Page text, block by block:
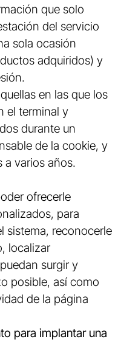
que solo
del servicio
sola ocasión
adquiridos) y
en las que los
el terminal y
durante un
de la cookie, y
a varios años.
ofrecerle
para
sistema, reconocerle
localizar
surgir y
posible, así como
de la página
para implantar una